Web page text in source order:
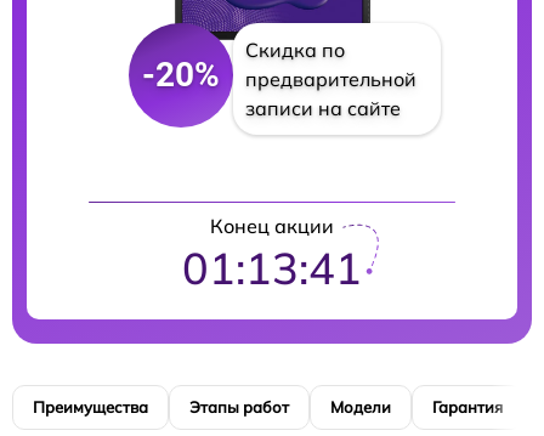
-20%
Скидка по
предварительной
записи на сайте
Конец акции
01:13:40
Преимущества Этапы работ Модели Гарантия